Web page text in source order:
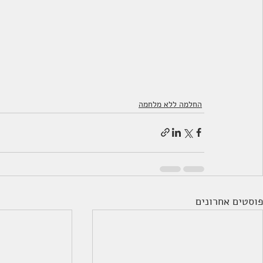
החלמה ללא מלחמה
פוסטים אחרונים